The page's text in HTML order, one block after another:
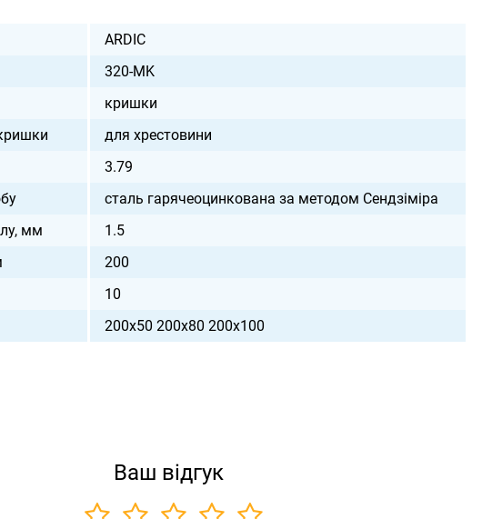
ARDIC
320-MK
кришки
для хрестовини
3.79
сталь гарячеоцинкована за методом Сендзіміра
мм
1.5
200
10
200х50 200х80 200х100
Ваш відгук